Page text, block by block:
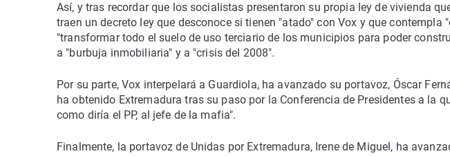
Así, y tras recordar que los socialistas presentaron su propia ley de vivienda
traen un decreto ley que desconoce si tienen "atado" con Vox y que contempla
"transformar todo el suelo de uso terciario de los municipios para poder
a "burbuja inmobiliaria" y a "crisis del 2008".
Por su parte, Vox interpelará a Guardiola, ha avanzado su portavoz, Óscar
ha obtenido Extremadura tras su paso por la Conferencia de Presidentes a la
como diría el PP, al jefe de la mafia".
Finalmente, la portavoz de Unidas por Extremadura, Irene de Miguel, ha